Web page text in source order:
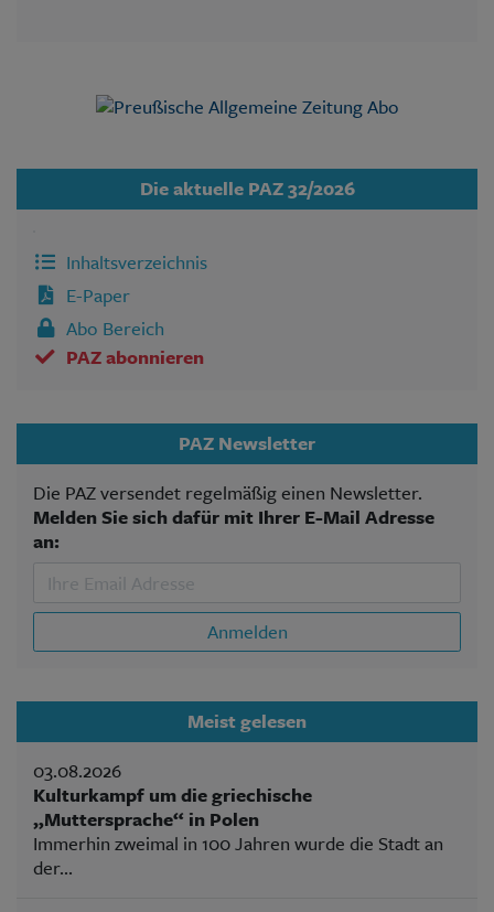
Die aktuelle PAZ 32/2026
Inhaltsverzeichnis
E-Paper
Abo Bereich
PAZ abonnieren
PAZ Newsletter
Die PAZ versendet regelmäßig einen Newsletter.
Melden Sie sich dafür mit Ihrer E-Mail Adresse
an:
Anmelden
Meist gelesen
03.08.2026
Kulturkampf um die griechische
„Muttersprache“ in Polen
Immerhin zweimal in 100 Jahren wurde die Stadt an
der...